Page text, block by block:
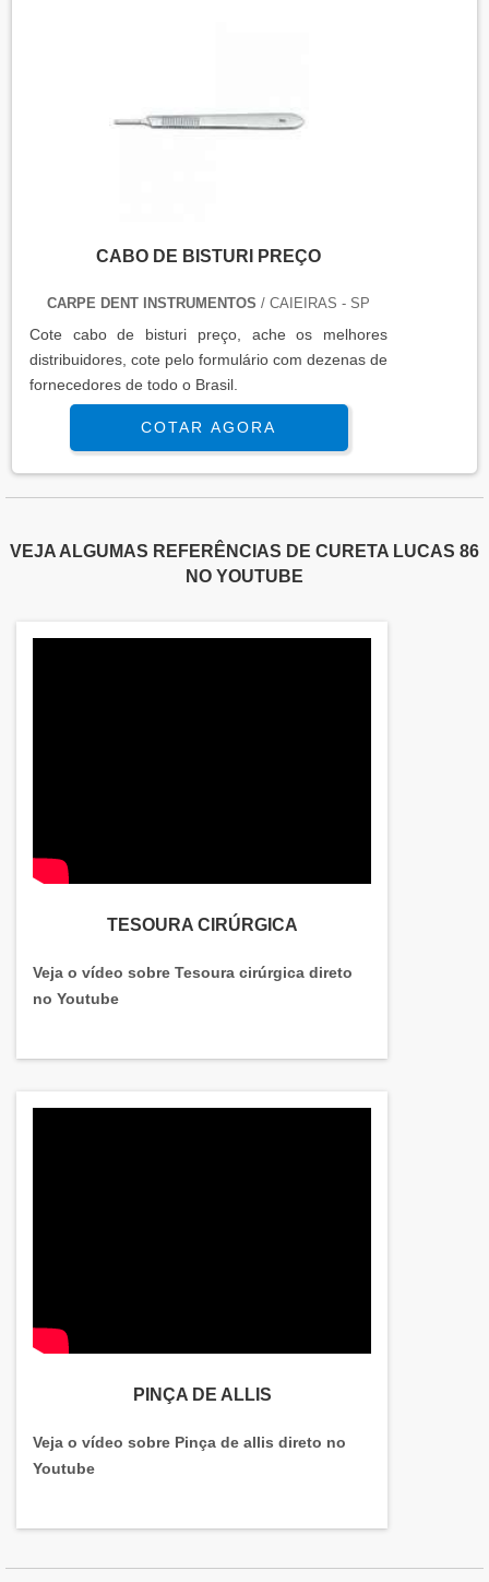
CABO DE BISTURI PREÇO
CARPE DENT INSTRUMENTOS / CAIEIRAS - SP
Cote cabo de bisturi preço, ache os melhores
distribuidores, cote pelo formulário com dezenas de
fornecedores de todo o Brasil.
COTAR AGORA
VEJA ALGUMAS REFERÊNCIAS DE CURETA LUCAS 86
NO YOUTUBE
TESOURA CIRÚRGICA
Veja o vídeo sobre Tesoura cirúrgica direto
no Youtube
PINÇA DE ALLIS
Veja o vídeo sobre Pinça de allis direto no
Youtube